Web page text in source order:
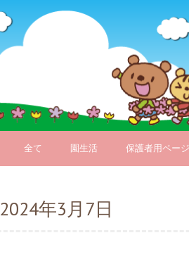
全て 園生活 保護者用ペー
2024年3月7日